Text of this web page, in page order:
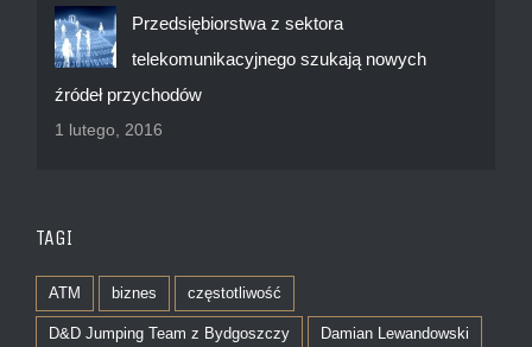
Przedsiębiorstwa z sektora
telekomunikacyjnego szukają nowych
źródeł przychodów
1 lutego, 2016
TAGI
ATM biznes częstotliwość
D&D Jumping Team z Bydgoszczy Damian Lewandowski